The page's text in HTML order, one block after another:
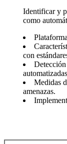
Identificar y
como
con
Detección
Medidas
amenazas.